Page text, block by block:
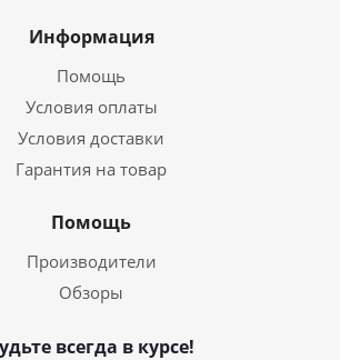
Информация
Помощь
Условия оплаты
Условия доставки
Гарантия на товар
Помощь
Производители
Обзоры
всегда в курсе!